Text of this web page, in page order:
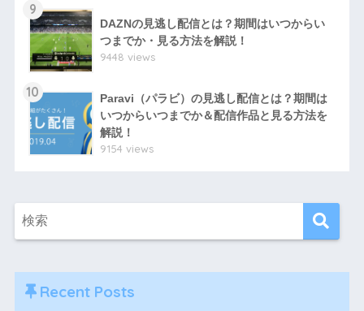
9
DAZNの見逃し配信とは？期間はいつからい
つまでか・見る方法を解説！
9448 views
10
Paravi（パラビ）の見逃し配信とは？期間は
いつからいつまでか＆配信作品と見る方法を
解説！
9154 views
Recent Posts